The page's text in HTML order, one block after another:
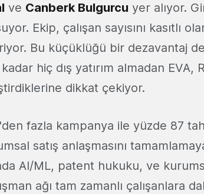
ve Canberk Bulgurcu yer alıyor.
Ekip, çalışan sayısını kasıtlı
Bu küçüklüğü bir dezavantaj
hiç dış yatırım almadan
dikkat çekiyor.
fazla kampanya ile yüzde 87
satış anlaşmasını
AI/ML, patent hukuku, ve
ağı tam zamanlı çalışanlara